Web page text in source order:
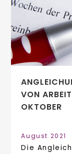
VON
OKTOBER
August 2021
Die